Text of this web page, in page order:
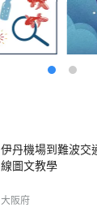
伊丹機場到難波交
線圖文教學
大阪府